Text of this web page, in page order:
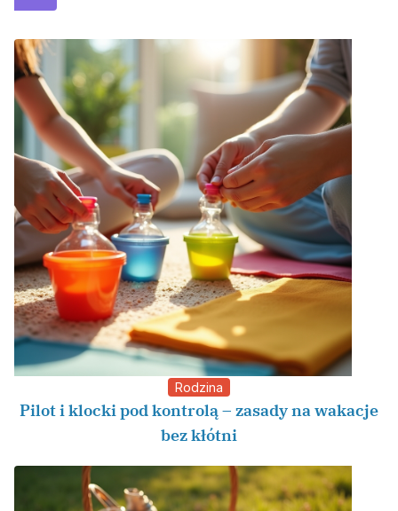
Rodzina
Pilot i klocki pod kontrolą – zasady na wakacje
bez kłótni